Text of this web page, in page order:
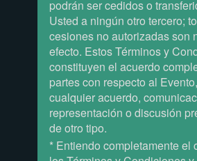
podrán ser cedidos o
Usted a ningún otro tercero;
cesiones no autorizadas son
efecto. Estos Términos y
constituyen el acuerdo
partes con respecto al
cualquier acuerdo,
representación o discusión
de otro tipo.
* Entiendo completamente el